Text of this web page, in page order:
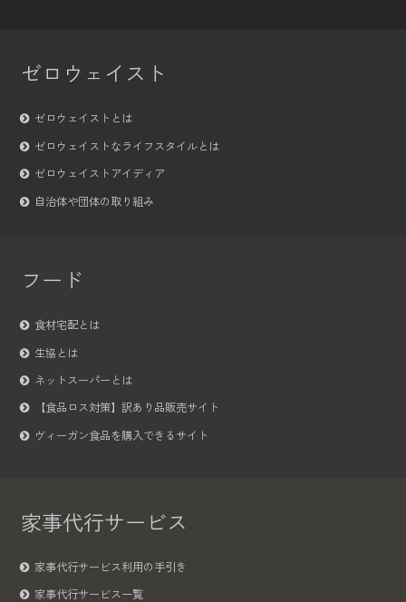
ゼロウェイスト
ゼロウェイストとは
ゼロウェイストなライフスタイルとは
ゼロウェイストアイディア
自治体や団体の取り組み
フード
食材宅配とは
生協とは
ネットスーパーとは
【食品ロス対策】訳あり品販売サイト
ヴィーガン食品を購入できるサイト
家事代行サービス
家事代行サービス利用の手引き
家事代行サービス一覧